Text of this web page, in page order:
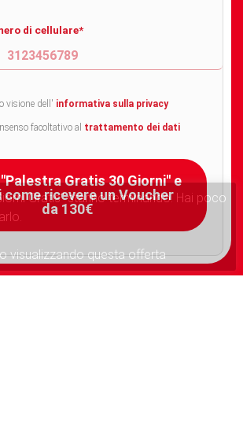
di cellulare*
visione dell' informativa sulla privacy
facoltativo al trattamento dei dati